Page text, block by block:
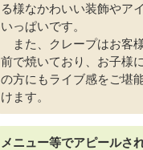
る様なかわいい装飾やア
いっぱいです。
また、クレープはお客
前で焼いており、お子様
の方にもライブ感をご堪
けます。
メニュー等でアピールさ